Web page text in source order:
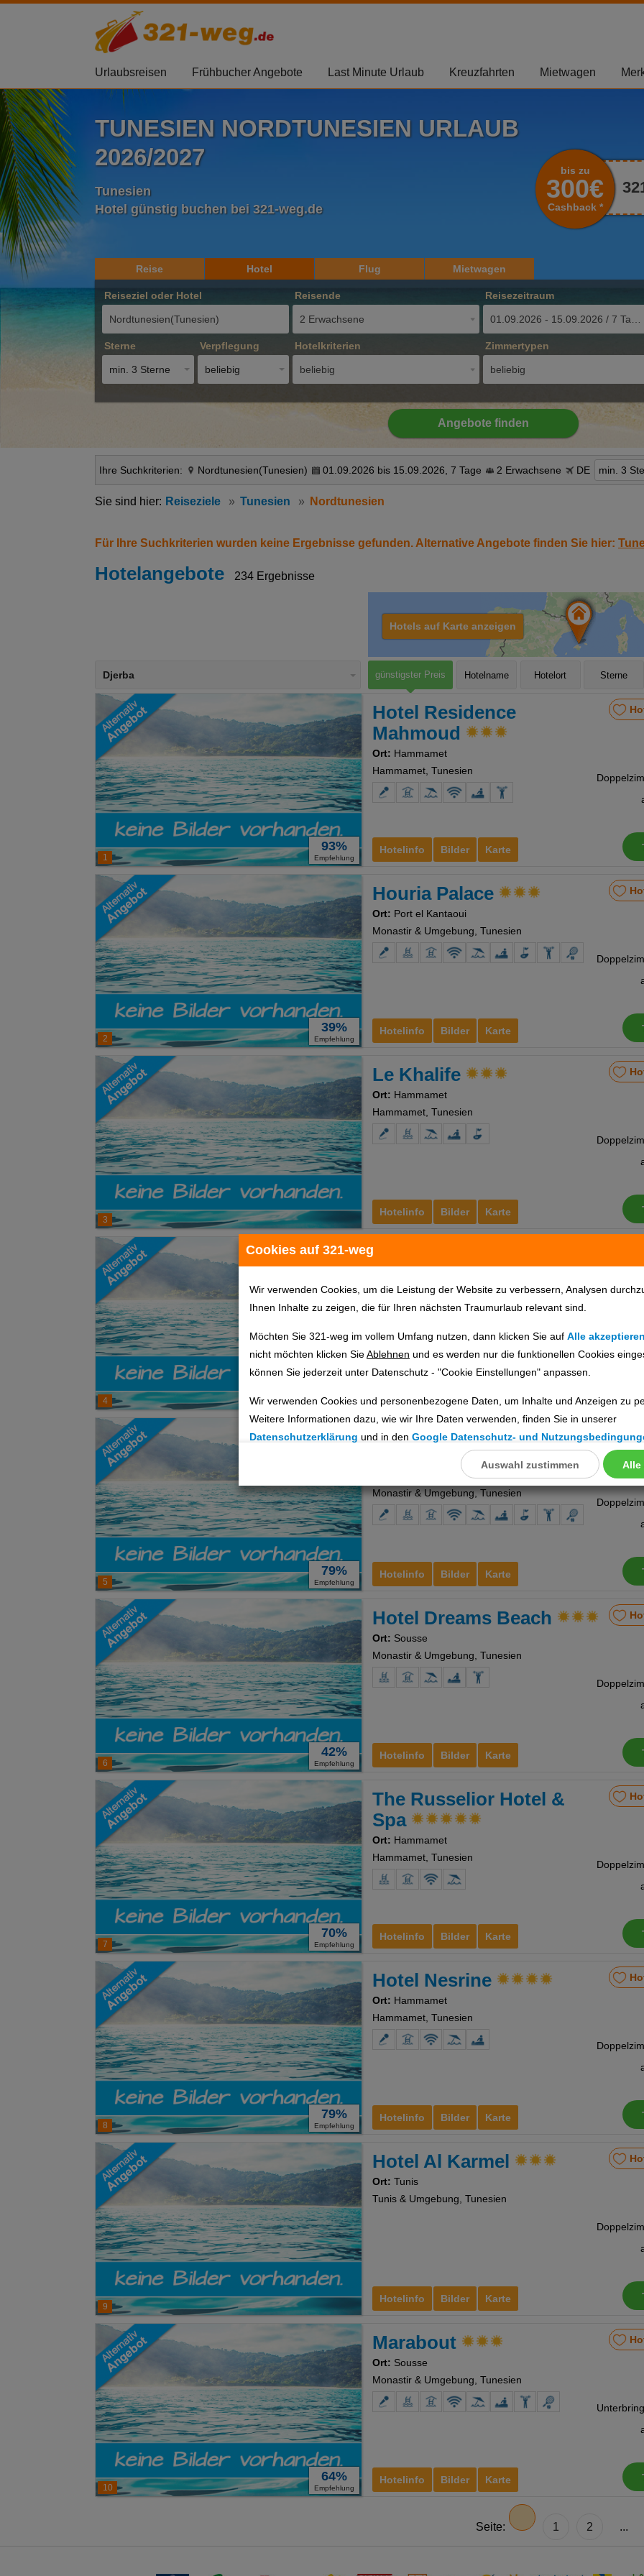
Cookies auf 321-weg
Wir verwenden Cookies, um die Leistung der Website zu verbessern, Analysen
Ihnen Inhalte zu zeigen, die für Ihren nächsten Traumurlaub relevant sind.
Möchten Sie 321-weg im vollem Umfang nutzen, dann klicken Sie auf Alle akzeptieren
nicht möchten klicken SieAblehnen und es werden nur die funktionellen Cookies
können Sie jederzeit unter Datenschutz - "Cookie Einstellungen" anpassen.
Wir verwenden Cookies und personenbezogene Daten, um Inhalte und Anzeigen zu
Weitere Informationen dazu, wie wir Ihre Daten verwenden, finden Sie in unserer
Datenschutzerklärung und in den Google Datenschutz- und
Technische Cookies
Analyse
Social Media Cookies
Advertising
Erweiterte Einstellungen
Alle
Auswahl zustimmen
Urlaubsreisen Frühbucher Angebote Last Minute Urlaub Kreuzfahrten Mietwagen
TUNESIEN NORDTUNESIEN URLAUB
2026/2027
Tunesien
Hotel günstig buchen bei 321-weg.de
bis zu
300€
Cashback *
Reise Hotel Flug Mietwagen
Reiseziel oder Hotel Reisende
2 Erwachsene
Reisezeitraum
01.09.2026 - 15.09.2026 / 7 Tage
Sterne
min. 3 Sterne
Verpflegung
beliebig
Hotelkriterien
beliebig
Zimmertypen
beliebig
Angebote finden
Ihre Suchkriterien: Nordtunesien(Tunesien) 01.09.2026 bis 15.09.2026, 7 Tage 2 Erwachsene DE min. 3
Reiseziele Tunesien Nordtunesien
Für Ihre Suchkriterien wurden keine Ergebnisse gefunden. Alternative Angebote finden Sie hier:
Hotelangebote 234 Ergebnisse
Hotels auf Karte anzeigen
Djerba günstigster Preis Hotelname Hotelort Sterne
1
93%
Empfehlung
Hotelinfo Bilder Karte
Hotel Residence
Mahmoud
Ort: Hammamet
Hammamet, Tunesien
2
39%
Empfehlung
Hotelinfo Bilder Karte
Houria Palace
Ort: Port el Kantaoui
Monastir & Umgebung, Tunesien
3
Hotelinfo Bilder Karte
Le Khalife
Ort: Hammamet
Hammamet, Tunesien
4 Empfehlung
Hotel Archipel
Monastir & Umgebung, Tunesien
5
79%
Empfehlung
Hotelinfo Bilder Karte
Monastir Center Hotel
Monastir & Umgebung, Tunesien
6
42%
Empfehlung
Hotelinfo Bilder Karte
Hotel Dreams Beach
Ort: Sousse
Monastir & Umgebung, Tunesien
7
70%
Empfehlung
Hotelinfo Bilder Karte
The Russelior Hotel &
Spa
Ort: Hammamet
Hammamet, Tunesien
8
79%
Empfehlung
Hotelinfo Bilder Karte
Hotel Nesrine
Ort: Hammamet
Hammamet, Tunesien
9
Hotelinfo Bilder Karte
Hotel Al Karmel
Ort: Tunis
Tunis & Umgebung, Tunesien
10
64%
Empfehlung
Hotelinfo Bilder Karte
Marabout
Ort: Sousse
Monastir & Umgebung, Tunesien
Seite: 1 2 ...